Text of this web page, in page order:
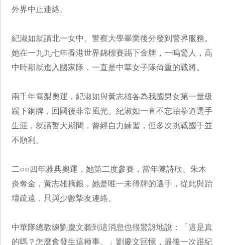
外界中止連絡。
紀淑如就讀北一女中、警察大學畢業後分發到警界服務。
她在一九九七年香港世界錦標賽踢下金牌，一鳴驚人，高
中時期就進入國家隊，一直是中華女子隊倚重的戰將。
兩千年雪梨奧運，紀淑如與黃志雄各為我國男女第一量級
踢下銅牌，回國後非常風光。紀淑如一直不忘跆拳道選手
生涯，就讀警大期間，曾經自力練習，但多次挑戰國手並
不順利。
二○○四年雅典奧運，她第二度參賽，當年陳詩欣、朱木
炎奪金，黃志雄摘銀，她是唯一未得牌的選手，從此與跆
壇疏遠，只與少數摯友連絡。
中華隊總教練劉慶文聽到這消息也很驚訝地說：「這是真
的嗎？怎麼會發生這種事。」劉慶文回憶，最後一次跟紀